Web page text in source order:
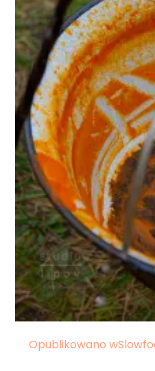
Nawigacja
Opublikowano w